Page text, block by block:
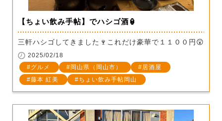
【ちょい飲み手帖】でハシゴ酒🏮
三軒ハシゴしてきました🍷これだけ豪華で１１００円😲
2025/02/18
グルメ
岡山県（岡山市）
居酒屋
藤本 紅美
ちょい飲み手帖岡山